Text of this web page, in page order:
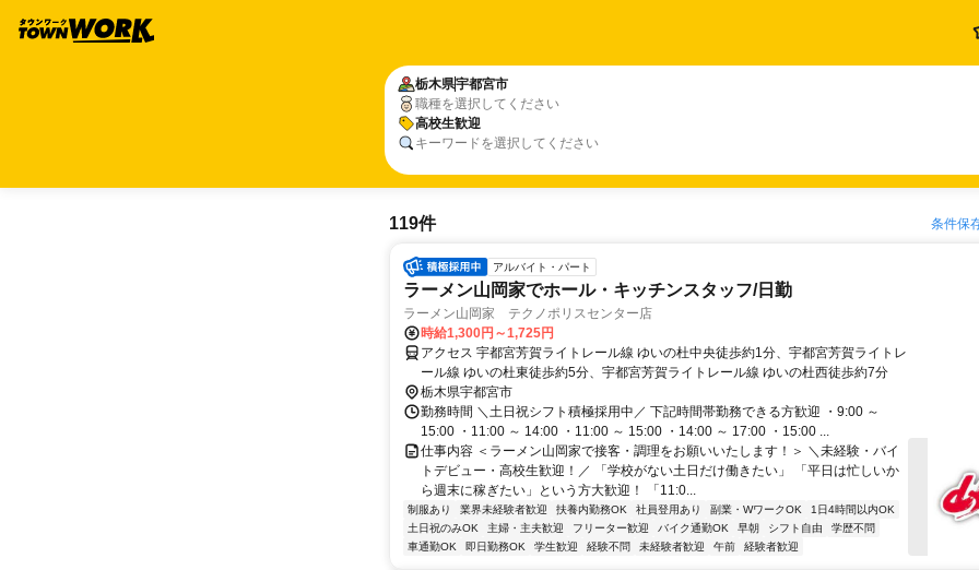
栃木県宇都宮市
職種を選択してください
高校生歓迎
キーワードを選択してください
119件 条件保
アルバイト・パート
ラーメン山岡家でホール・キッチンスタッフ/日勤
ラーメン山岡家 テクノポリスセンター店
時給1,300円～1,725円
アクセス 宇都宮芳賀ライトレール線 ゆいの杜中央徒歩約1分、宇都宮芳賀ライトレ
ール線 ゆいの杜東徒歩約5分、宇都宮芳賀ライトレール線 ゆいの杜西徒歩約7分
栃木県宇都宮市
勤務時間 ＼土日祝シフト積極採用中／ 下記時間帯勤務できる方歓迎 ・9:00 ～
15:00 ・11:00 ～ 14:00 ・11:00 ～ 15:00 ・14:00 ～ 17:00 ・15:00 ...
仕事内容 ＜ラーメン山岡家で接客・調理をお願いいたします！＞ ＼未経験・バイ
トデビュー・高校生歓迎！／ 「学校がない土日だけ働きたい」 「平日は忙しいか
ら週末に稼ぎたい」という方大歓迎！ 「11:0...
制服あり 業界未経験者歓迎 扶養内勤務OK 社員登用あり 副業・WワークOK
1日4時間以内OK
土日祝のみOK
主婦・主夫歓迎 フリーター歓迎 バイク通勤OK 早朝 シフト自由
学歴不問
車通勤OK
即日勤務OK 学生歓迎 経験不問 未経験者歓迎 午前 経験者歓迎